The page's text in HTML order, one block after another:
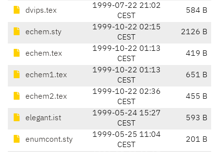
dvips.tex
1999-07-22 21:02
CEST
584 B
echem.sty
1999-10-22 02:15
CEST
2126 B
echem.tex
1999-10-22 01:13
CEST
419 B
echem1.tex
1999-10-22 01:13
CEST
651 B
echem2.tex
1999-10-22 02:36
CEST
455 B
elegant.ist
1999-05-24 15:27
CEST
593 B
enumcont.sty
1999-05-25 11:04
CEST
201 B